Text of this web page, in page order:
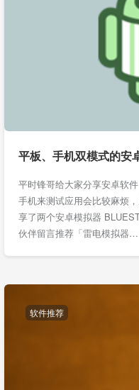
平板、手机双模式的安
平时锋哥给大家分享安卓软
手机来测试应用会比较麻烦
享了两个安卓模拟器
伙伴留言推荐「雷电模拟器…
软件推荐